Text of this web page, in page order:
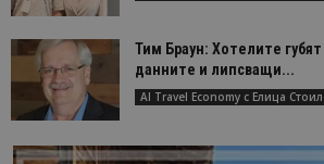
Тим Браун: Хотелите
данните и липсващи...
AI Travel Economy с Елица